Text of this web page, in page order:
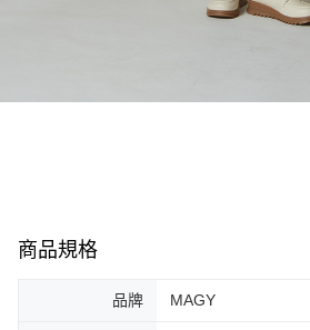
商品規格
品牌 MAGY